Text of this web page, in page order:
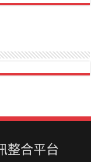
整合平台